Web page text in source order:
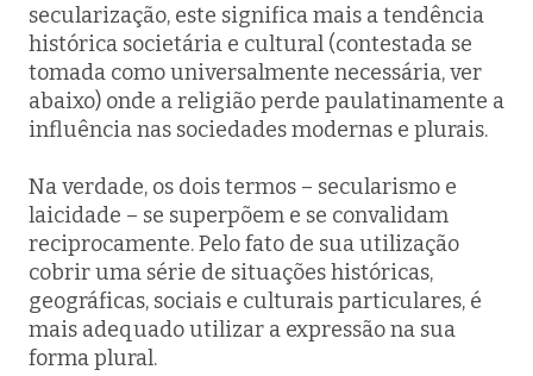
secularização, este significa mais a tendência
histórica societária e cultural (contestada se
tomada como universalmente necessária, ver
abaixo) onde a religião perde paulatinamente a
influência nas sociedades modernas e plurais.
Na verdade, os dois termos – secularismo e
laicidade – se superpõem e se convalidam
reciprocamente. Pelo fato de sua utilização
cobrir uma série de situações históricas,
geográficas, sociais e culturais particulares, é
mais adequado utilizar a expressão na sua
forma plural.